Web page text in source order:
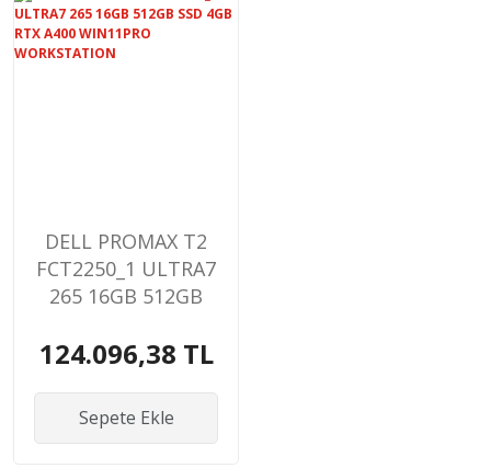
DELL PROMAX T2
FCT2250_1 ULTRA7
265 16GB 512GB
WIN11PRO
124.096,38 TL
Sepete Ekle